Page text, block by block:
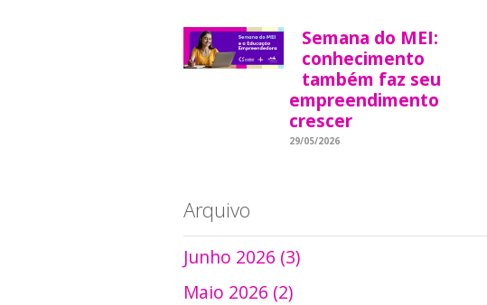
Semana do MEI:
conhecimento
também faz seu
empreendimento
crescer
29/05/2026
Arquivo
Junho 2026 (3)
Maio 2026 (2)